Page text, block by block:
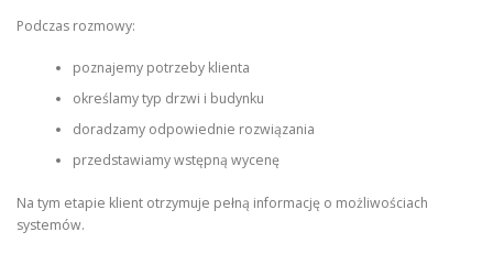
Podczas rozmowy:
poznajemy potrzeby klienta
określamy typ drzwi i budynku
doradzamy odpowiednie rozwiązania
przedstawiamy wstępną wycenę
Na tym etapie klient otrzymuje pełną informację o możliwościach
systemów.